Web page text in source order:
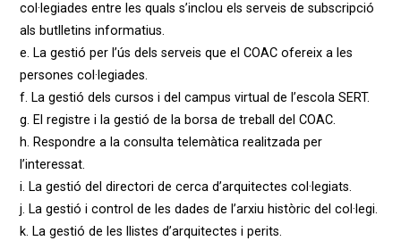
col·legiades entre les quals s’inclou els serveis de subscripció
als butlletins informatius.
e. La gestió per l’ús dels serveis que el COAC ofereix a les
persones col·legiades.
f. La gestió dels cursos i del campus virtual de l’escola SERT.
g. El registre i la gestió de la borsa de treball del COAC.
h. Respondre a la consulta telemàtica realitzada per
l’interessat.
i. La gestió del directori de cerca d’arquitectes col·legiats.
j. La gestió i control de les dades de l’arxiu històric del col·legi.
k. La gestió de les llistes d’arquitectes i perits.